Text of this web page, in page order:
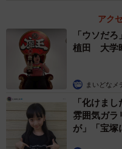
アク
「ウソだ
植田 大学
まいどなメ
「化けま
雰囲気ガ
が」「宝塚